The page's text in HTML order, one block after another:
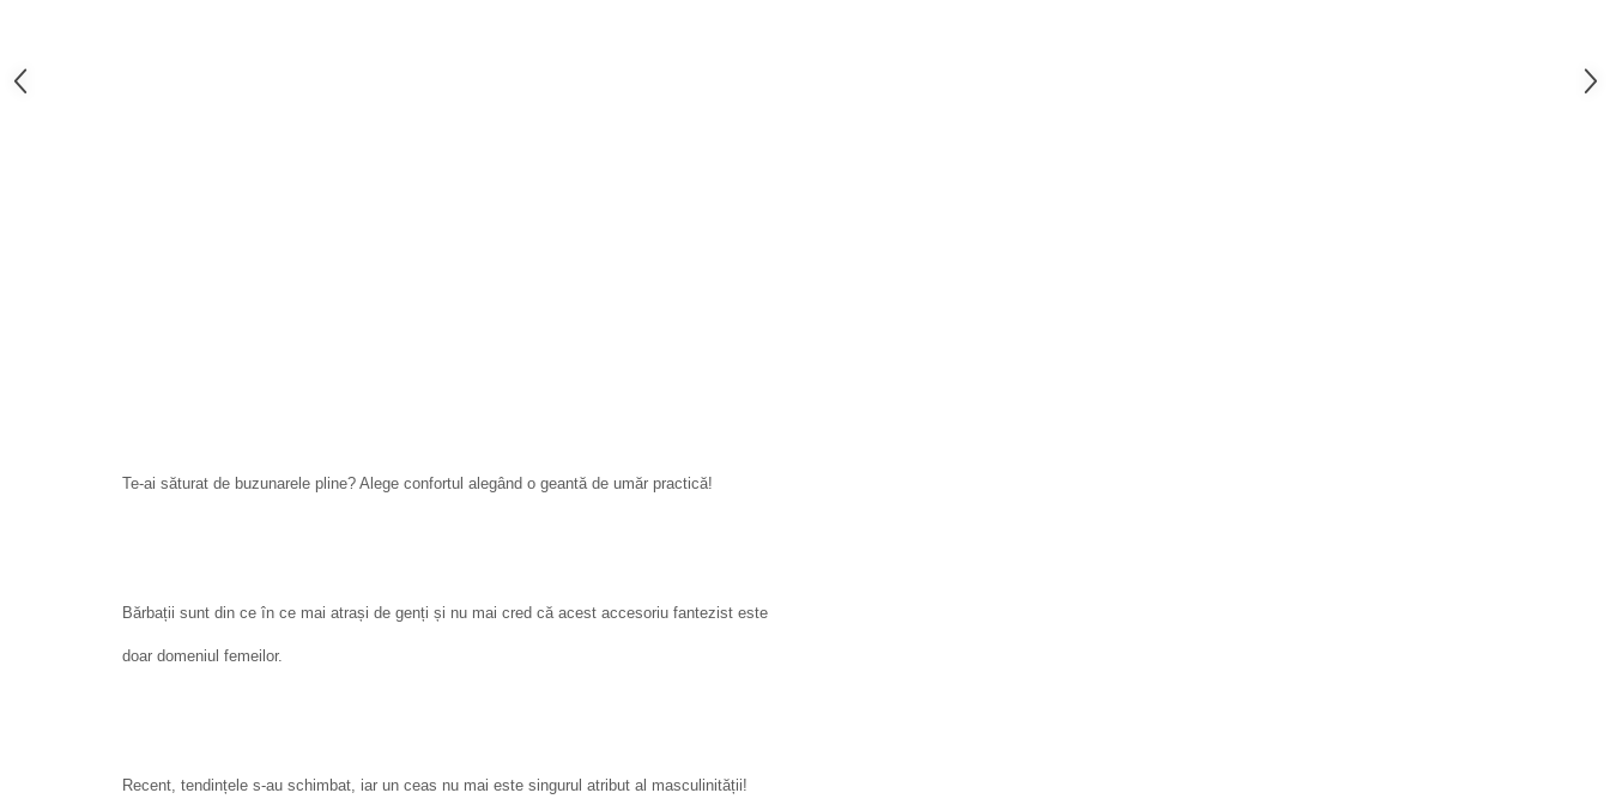
Te-ai săturat de buzunarele pline? Alege confortul alegând o geantă de umăr practică!
Bărbații sunt din ce în ce mai atrași de genți și nu mai cred că acest accesoriu fantezist este
doar domeniul femeilor.
Recent, tendințele s-au schimbat, iar un ceas nu mai este singurul atribut al masculinității!